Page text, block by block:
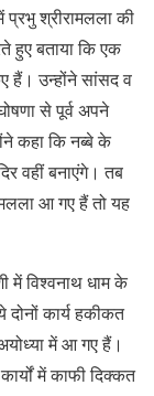
प्रभु श्रीरामलला की
हुए बताया कि एक
हैं। उन्होंने सांसद व
से पूर्व अपने
कहा कि नब्बे के
वहीं बनाएंगे। तब
आ गए हैं तो यह
में विश्वनाथ धाम के
कार्य हकीकत
में आ गए हैं।
में काफी दिक्कत